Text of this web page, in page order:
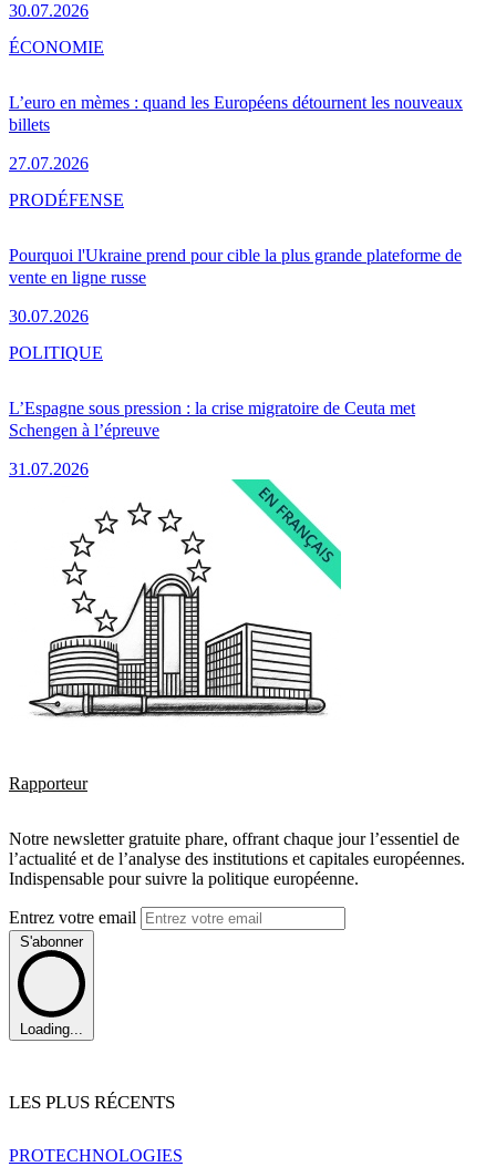
30.07.2026
L’euro en mèmes : quand les Européens détournent les nouveaux
billets
27.07.2026
ÉCONOMIE
Pourquoi l'Ukraine prend pour cible la plus grande plateforme de
vente en ligne russe
30.07.2026
PRODÉFENSE
L’Espagne sous pression : la crise migratoire de Ceuta met
Schengen à l’épreuve
31.07.2026
POLITIQUE
Rapporteur
Notre newsletter gratuite phare, offrant chaque jour l’essentiel de
l’actualité et de l’analyse des institutions et capitales européennes.
Indispensable pour suivre la politique européenne.
Entrez votre email
S'abonner
Loading...
LES PLUS RÉCENTS
PROTECHNOLOGIES